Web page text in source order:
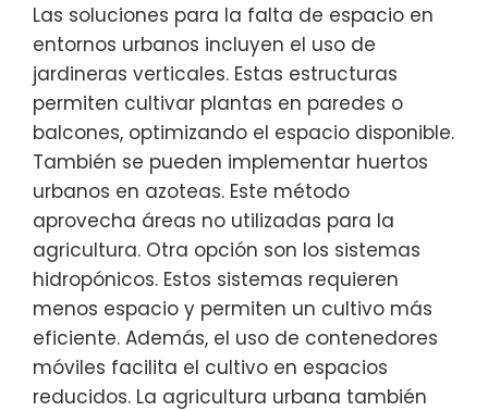
Las soluciones para la falta de espacio en
entornos urbanos incluyen el uso de
jardineras verticales. Estas estructuras
permiten cultivar plantas en paredes o
balcones, optimizando el espacio disponible.
También se pueden implementar huertos
urbanos en azoteas. Este método
aprovecha áreas no utilizadas para la
agricultura. Otra opción son los sistemas
hidropónicos. Estos sistemas requieren
menos espacio y permiten un cultivo más
eficiente. Además, el uso de contenedores
móviles facilita el cultivo en espacios
reducidos. La agricultura urbana también